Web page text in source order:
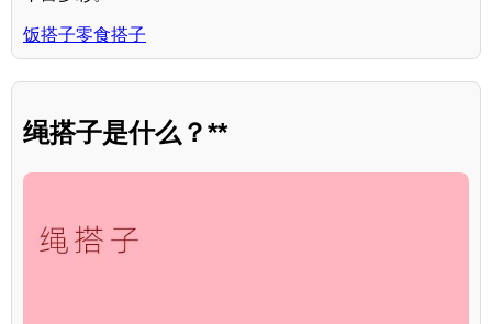
饭搭子零食搭子
绳搭子是什么？**